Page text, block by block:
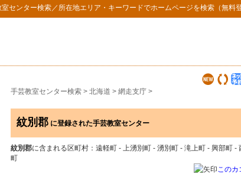
室センター検索／所在地エリア・キーワードでホームページを検索（無料
手芸教室センター検索 > 北海道 > 網走支庁 >
紋別郡 に登録された手芸教室センター
紋別郡に含まれる区町村：遠軽町 - 上湧別町 - 湧別町 - 滝上町 - 興部町 -
町
このカ